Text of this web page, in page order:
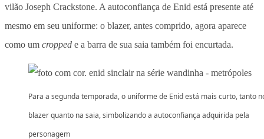
vilão Joseph Crackstone. A autoconfiança de Enid está presente até
mesmo em seu uniforme: o blazer, antes comprido, agora aparece
como um cropped e a barra de sua saia também foi encurtada.
Para a segunda temporada, o uniforme de Enid está mais curto, tanto
blazer quanto na saia, simbolizando a autoconfiança adquirida pela
personagem